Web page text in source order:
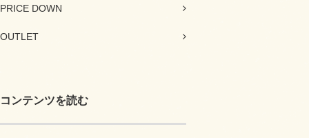
PRICE DOWN
OUTLET
コンテンツを読む